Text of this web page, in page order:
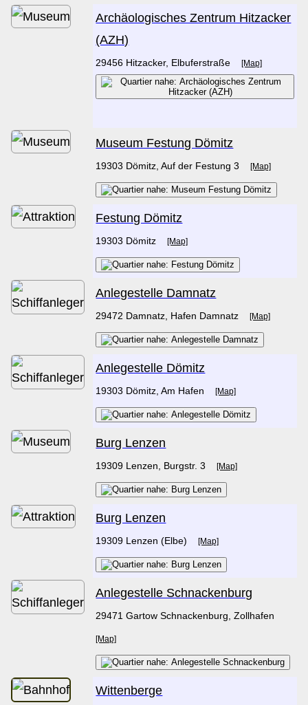
Archäologisches Zentrum Hitzacker
(AZH)
29456 Hitzacker, Elbuferstraße[Map]
Museum Festung Dömitz
19303 Dömitz, Auf der Festung 3[Map]
Festung Dömitz
19303 Dömitz[Map]
Anlegestelle Damnatz
29472 Damnatz, Hafen Damnatz[Map]
Anlegestelle Dömitz
19303 Dömitz, Am Hafen[Map]
Burg Lenzen
19309 Lenzen, Burgstr. 3[Map]
Burg Lenzen
19309 Lenzen (Elbe)[Map]
Anlegestelle Schnackenburg
29471 Gartow Schnackenburg, Zollhafen
[Map]
Wittenberge